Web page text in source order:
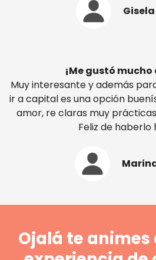
¡Me gustó mucho
Muy interesante y además
ir a capital es una opción
amor, re claras muy
Feliz de haberlo
Ojalá te animes